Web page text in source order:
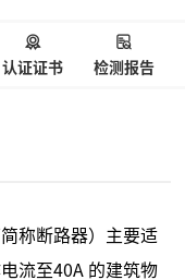
认证证书 检测报告
称断路器）主要适
流至40A 的建筑物